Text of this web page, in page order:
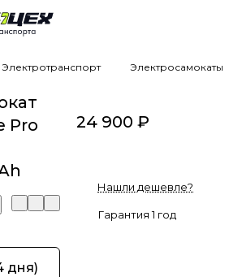
Электротранспорт Электросамокаты
Pro
дня)
24 900 ₽
Нашли дешевле?
Гарантия 1 год